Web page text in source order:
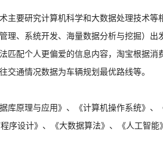
主要研究计算机科学和大数据处理技术
理、系统开发、海量数据分析与挖掘）出
匹配个人更偏爱的信息内容，淘宝根据消
交通情况数据为车辆规划最优路线等。
库原理与应用》、《计算机操作系统》
序设计》、《大数据算法》、《人工智